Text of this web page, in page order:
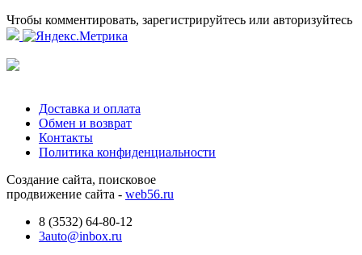
Чтобы комментировать, зарегистрируйтесь или авторизуйтесь
Доставка и оплата
Обмен и возврат
Контакты
Политика конфиденциальности
Создание сайта, поисковое
продвижение сайта - web56.ru
8 (3532) 64-80-12
3auto@inbox.ru